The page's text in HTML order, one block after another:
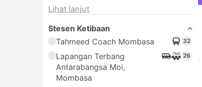
Lihat lanjut
Stesen Ketibaan
Tahmeed Coach Mombasa
32
Lapangan Terbang
Antarabangsa Moi,
Mombasa
26